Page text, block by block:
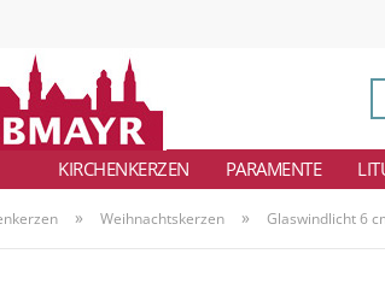
KIRCHENKERZEN PARAMENTE
» Weihnachtskerzen » Glaswindlicht 6